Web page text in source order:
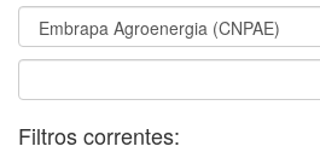
Filtros correntes: